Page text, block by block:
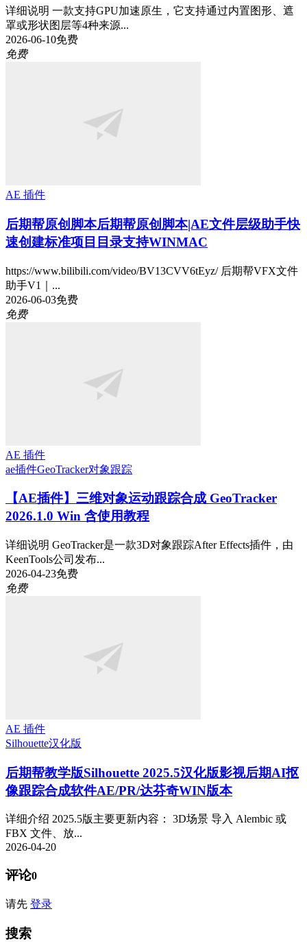
详细说明 一款支持GPU加速原生，它支持通过内置图形、遮
罩或形状图层等4种来源...
2026-06-10免费
免费
AE 插件
后期帮原创脚本后期帮原创脚本|AE文件层级助手快
速创建标准项目目录支持WINMAC
https://www.bilibili.com/video/BV13CVV6tEyz/ 后期帮VFX文件
助手V1｜...
2026-06-03免费
免费
AE 插件
ae插件GeoTracker对象跟踪
【AE插件】三维对象运动跟踪合成 GeoTracker
2026.1.0 Win 含使用教程
详细说明 GeoTracker是一款3D对象跟踪After Effects插件，由
KeenTools公司发布...
2026-04-23免费
免费
AE 插件
Silhouette汉化版
后期帮教学版Silhouette 2025.5汉化版影视后期AI抠
像跟踪合成软件AE/PR/达芬奇WIN版本
详细介绍 2025.5版主要更新内容： 3D场景 导入 Alembic 或
FBX 文件、放...
2026-04-20
评论0
请先 登录
搜索